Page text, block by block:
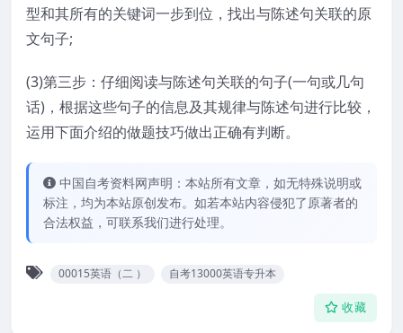
型和其所有的关键词一步到位，找出与陈述句关联的原
文句子;
(3)第三步：仔细阅读与陈述句关联的句子(一句或几句
话)，根据这些句子的信息及其规律与陈述句进行比较，
运用下面介绍的做题技巧做出正确有判断。
中国自考资料网声明：本站所有文章，如无特殊说明或
标注，均为本站原创发布。如若本站内容侵犯了原著者的
合法权益，可联系我们进行处理。
00015英语（二 ） 自考13000英语专升本
收藏